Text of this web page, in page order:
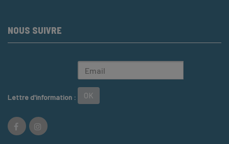
NOUS SUIVRE
Lettre d'information : OK